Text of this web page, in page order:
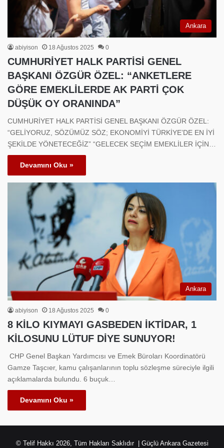
Ankara
abiyison 18 Ağustos 2025 0
CUMHURİYET HALK PARTİSİ GENEL
BAŞKANI ÖZGÜR ÖZEL: “ANKETLERE
GÖRE EMEKLİLERDE AK PARTİ ÇOK
DÜŞÜK OY ORANINDA”
CUMHURİYET HALK PARTİSİ GENEL BAŞKANI ÖZGÜR ÖZEL:
“GELİYORUZ, SÖZÜMÜZ SÖZ; EKONOMİYİ TÜRKİYE’DE EN İYİ
ŞEKİLDE YÖNETECEĞİZ” “GELECEK SEÇİM EMEKLİLER İÇİN…
Devamını Oku »
Ankara
abiyison 18 Ağustos 2025 0
8 KİLO KIYMAYI GASBEDEN İKTİDAR, 1
KİLOSUNU LÜTUF DİYE SUNUYOR!
CHP Genel Başkan Yardımcısı ve Emek Büroları Koordinatörü
Gamze Taşcıer, kamu çalışanlarının toplu sözleşme süreciyle ilgili
açıklamalarda bulundu. 6 buçuk…
Devamını Oku »
© Telif Hakkı 2026, Tüm Hakları Saklıdır | Güçlü Ankara Gazetesi